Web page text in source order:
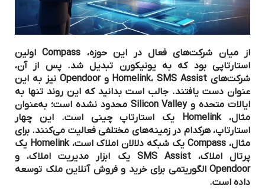
از میان شرکت‌های فعال در این حوزه، Compass اولین
استارتاپی بود که به یونیکورن تبدیل شد. پس از آن،
شرکت‌های Homelink، SMS Assist و Opendoor نیز به این
عنوان دست یافتند. جالب است بدانید که این روند تنها به
ایالات متحده و Silicon Valley محدود نشده است؛ به‌عنوان
مثال، Homelink یک استارتاپ چینی است. این چهار
استارتاپ، هرکدام در زمینه‌های مختلفی فعالیت می‌کنند. برای
مثال، Compass یک شبکه دلالان املاک است، Homelink یک
پرتال املاک، SMS Assist یک ابزار مدیریت املاک، و
Opendoor الگوریتمی برای خرید و فروش آنلاین ملک توسعه
داده است.